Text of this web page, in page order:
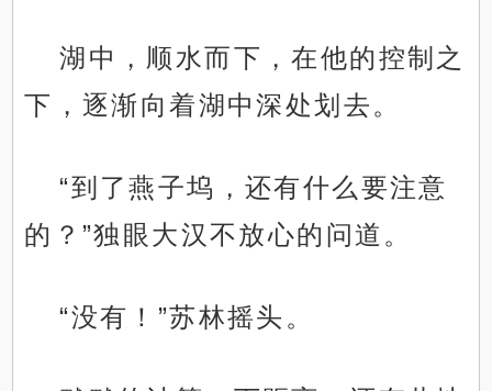
湖中，顺水而下，在他的控制之
下，逐渐向着湖中深处划去。
“到了燕子坞，还有什么要注意
的？”独眼大汉不放心的问道。
“没有！”苏林摇头。